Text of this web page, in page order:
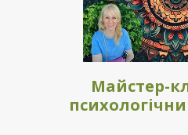
Майстер-